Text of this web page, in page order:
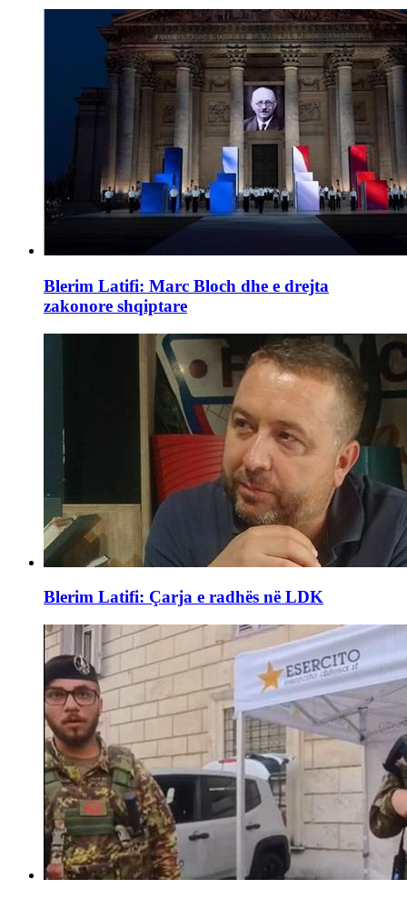
Blerim Latifi: Marc Bloch dhe e drejta
zakonore shqiptare
Blerim Latifi: Çarja e radhës në LDK